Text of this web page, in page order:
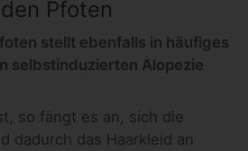
Pfoten
stellt ebenfalls in häufiges
selbstinduzierten Alopezie
so fängt es an, sich die
dadurch das Haarkleid an